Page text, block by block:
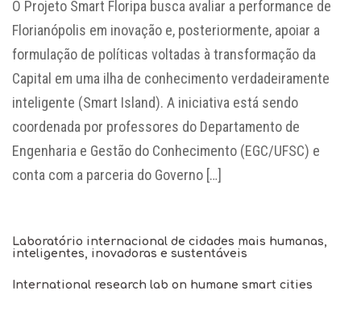
O Projeto Smart Floripa busca avaliar a performance de
Florianópolis em inovação e, posteriormente, apoiar a
formulação de políticas voltadas à transformação da
Capital em uma ilha de conhecimento verdadeiramente
inteligente (Smart Island). A iniciativa está sendo
coordenada por professores do Departamento de
Engenharia e Gestão do Conhecimento (EGC/UFSC) e
conta com a parceria do Governo […]
Laboratório internacional de cidades mais humanas,
inteligentes, inovadoras e sustentáveis
International research lab on humane smart cities